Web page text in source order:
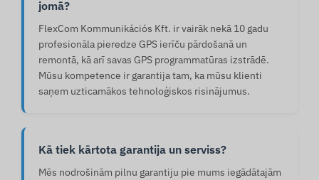
jomā?
FlexCom Kommunikációs Kft. ir vairāk nekā 10 gadu
profesionāla pieredze GPS ierīču pārdošanā un
remontā, kā arī savas GPS programmatūras izstrādē.
Mūsu kompetence ir garantija tam, ka mūsu klienti
saņem uzticamākos tehnoloģiskos risinājumus.
Kā tiek kārtota garantija un serviss?
Mēs nodrošinām pilnu garantiju pie mums iegādātajām